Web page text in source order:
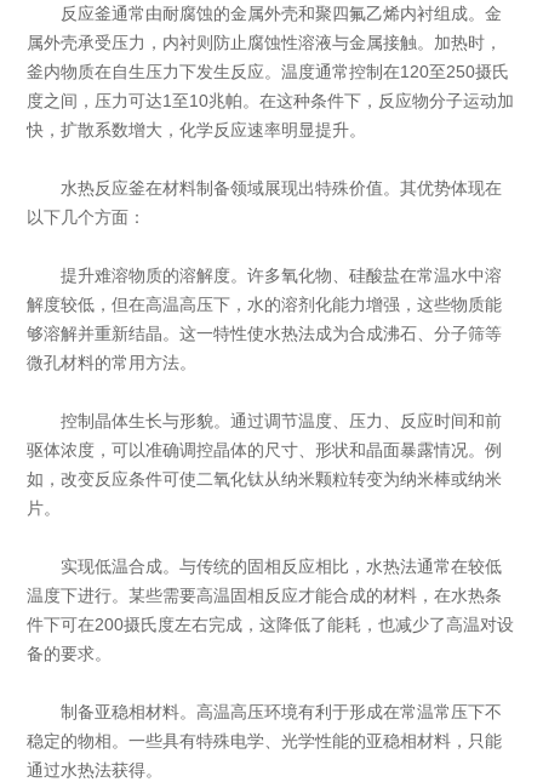
反应釜通常由耐腐蚀的金属外壳和聚四氟乙烯内衬组成。金
属外壳承受压力，内衬则防止腐蚀性溶液与金属接触。加热时，
釜内物质在自生压力下发生反应。温度通常控制在120至250摄氏
度之间，压力可达1至10兆帕。在这种条件下，反应物分子运动加
快，扩散系数增大，化学反应速率明显提升。
水热反应釜在材料制备领域展现出特殊价值。其优势体现在
以下几个方面：
提升难溶物质的溶解度。许多氧化物、硅酸盐在常温水中溶
解度较低，但在高温高压下，水的溶剂化能力增强，这些物质能
够溶解并重新结晶。这一特性使水热法成为合成沸石、分子筛等
微孔材料的常用方法。
控制晶体生长与形貌。通过调节温度、压力、反应时间和前
驱体浓度，可以准确调控晶体的尺寸、形状和晶面暴露情况。例
如，改变反应条件可使二氧化钛从纳米颗粒转变为纳米棒或纳米
片。
实现低温合成。与传统的固相反应相比，水热法通常在较低
温度下进行。某些需要高温固相反应才能合成的材料，在水热条
件下可在200摄氏度左右完成，这降低了能耗，也减少了高温对设
备的要求。
制备亚稳相材料。高温高压环境有利于形成在常温常压下不
稳定的物相。一些具有特殊电学、光学性能的亚稳相材料，只能
通过水热法获得。